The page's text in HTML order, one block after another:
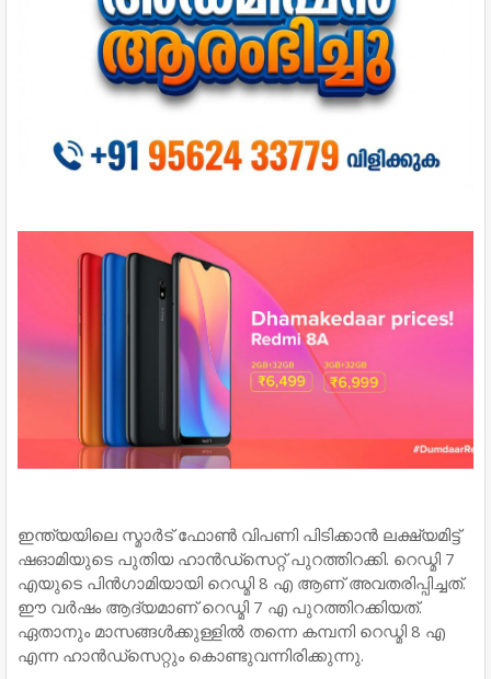
ഇന്ത്യയിലെ സ്മാർട് ഫോൺ വിപണി പിടിക്കാൻ ലക്ഷ്യമിട്ട്
ഷഓമിയുടെ പുതിയ ഹാൻഡ്സെറ്റ് പുറത്തിറക്കി. റെഡ്മി 7
എയുടെ പിൻഗാമിയായി റെഡ്മി 8 എ ആണ് അവതരിപ്പിച്ചത്.
ഈ വർഷം ആദ്യമാണ് റെഡ്മി 7 എ പുറത്തിറക്കിയത്.
ഏതാനും മാസങ്ങൾക്കുള്ളിൽ തന്നെ കമ്പനി റെഡ്മി 8 എ
എന്ന ഹാൻഡ്സെറ്റും കൊണ്ടുവന്നിരിക്കുന്നു.